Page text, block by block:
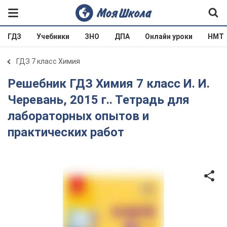
ГДЗ Учебники ЗНО ДПА Онлайн уроки НМТ
ГДЗ 7 класс Химия
Решебник ГДЗ Химия 7 класс И. И.
Черевань, 2015 г.. Тетрадь для
лабораторных опытов и
практических работ